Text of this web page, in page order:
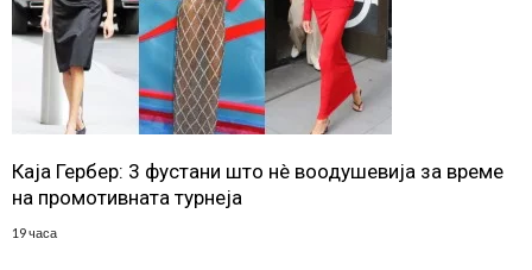
Каја Гербер: 3 фустани што нè воодушевија за време
на промотивната турнеја
19 часа